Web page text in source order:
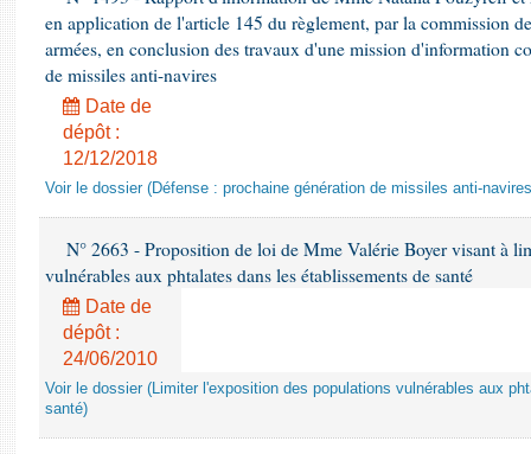
en application de l'article 145 du règlement, par la commission
armées, en conclusion des travaux d'une mission d'information
de missiles anti-navires
Date de
dépôt :
12/12/2018
Voir le dossier (Défense : prochaine génération de missiles anti-
N° 2663 - Proposition de loi de Mme Valérie Boyer visant à
vulnérables aux phtalates dans les établissements de santé
Date de
dépôt :
24/06/2010
Voir le dossier (Limiter l'exposition des populations vulnérables aux
santé)